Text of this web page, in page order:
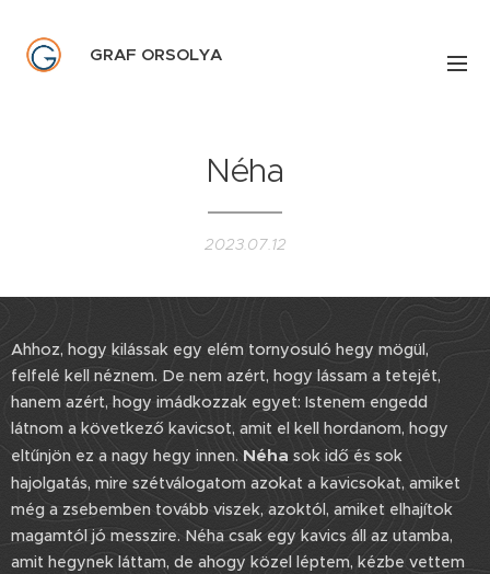
GRAF ORSOLYA
Néha
2023.07.12
Ahhoz, hogy kilássak egy elém tornyosuló hegy mögül,
felfelé kell néznem. De nem azért, hogy lássam a tetejét,
hanem azért, hogy imádkozzak egyet: Istenem engedd
látnom a következő kavicsot, amit el kell hordanom, hogy
eltűnjön ez a nagy hegy innen.Néha sok idő és sok
hajolgatás, mire szétválogatom azokat a kavicsokat, amiket
még a zsebemben tovább viszek, azoktól, amiket elhajítok
magamtól jó messzire. Néha csak egy kavics áll az utamba,
amit hegynek láttam, de ahogy közel léptem, kézbe vettem